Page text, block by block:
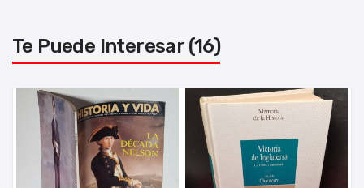
Te Puede Interesar (16)